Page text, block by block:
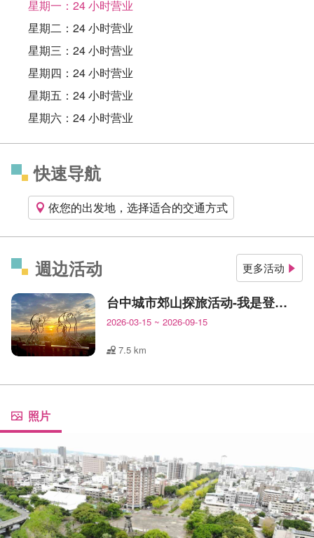
星期一：24 小时营业
星期二：24 小时营业
星期三：24 小时营业
星期四：24 小时营业
星期五：24 小时营业
星期六：24 小时营业
快速导航
依您的出发地，选择适合的交通方式
週边活动 更多活动
台中城市郊山探旅活动-我是登山王
2026-03-15 ~ 2026-09-15
7.5 km
照片